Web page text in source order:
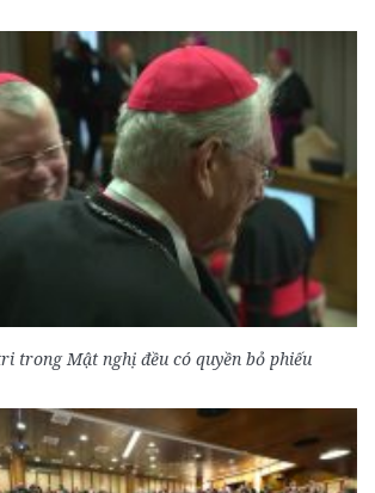
trong Mật nghị đều có quyền bỏ phiếu